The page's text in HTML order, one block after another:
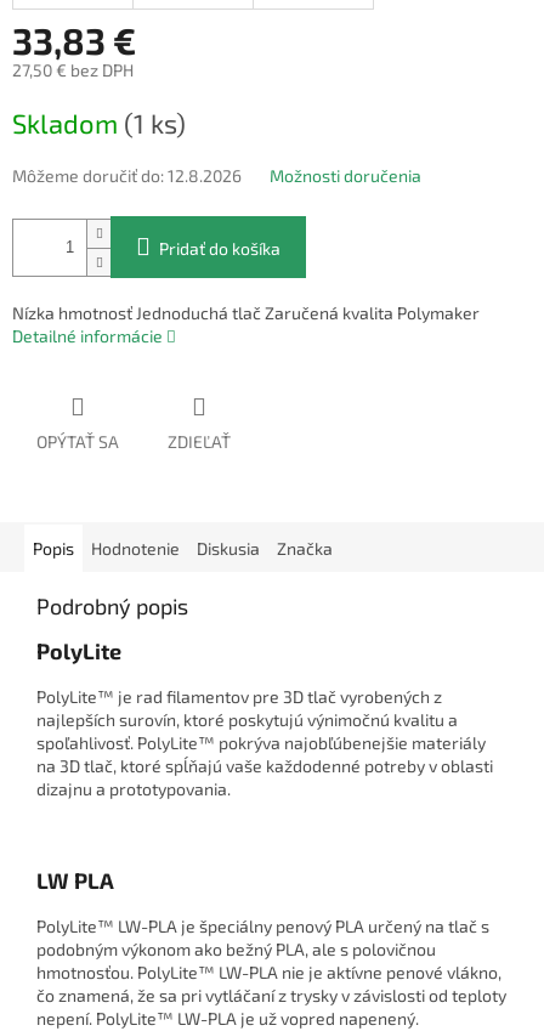
33,83 €
27,50 € bez DPH
cena:
Skladom (1 ks)
Môžeme doručiť do:12.8.2026 Možnosti doručenia
Pridať do košíka
Nízka hmotnosť Jednoduchá tlač Zaručená kvalita Polymaker
Detailné informácie
OPÝTAŤ SA ZDIEĽAŤ
Popis Hodnotenie Diskusia Značka
Podrobný popis
PolyLite
PolyLite™ je rad filamentov pre 3D tlač vyrobených z
najlepších surovín, ktoré poskytujú výnimočnú kvalitu a
spoľahlivosť. PolyLite™ pokrýva najobľúbenejšie materiály
na 3D tlač, ktoré spĺňajú vaše každodenné potreby v oblasti
dizajnu a prototypovania.
LW PLA
PolyLite™ LW-PLA je špeciálny penový PLA určený na tlač s
podobným výkonom ako bežný PLA, ale s polovičnou
hmotnosťou. PolyLite™ LW-PLA nie je aktívne penové vlákno,
čo znamená, že sa pri vytláčaní z trysky v závislosti od teploty
nepení. PolyLite™ LW-PLA je už vopred napenený.